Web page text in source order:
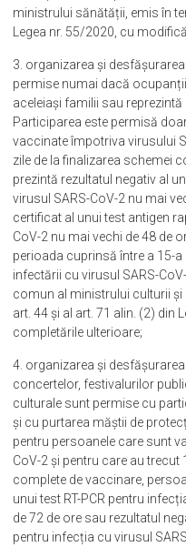
ministrului sănătății, emis în
Legea nr. 55/2020, cu
3. organizarea și
permise numai dacă
aceleiași familii sau
Participarea este permisă
vaccinate împotriva virusului
zile de la finalizarea schemei
prezintă rezultatul negativ al
virusul SARS-CoV-2 nu mai
certificat al unui test antigen
CoV-2 nu mai vechi de 48 de
perioada cuprinsă între a 15-
infectării cu virusul SARS-
comun al ministrului culturii și
art. 44 și al art. 71 alin. (2) din
completările ulterioare;
4. organizarea și
concertelor, festivalurilor
culturale sunt permise cu
și cu purtarea măștii de
pentru persoanele care sunt
CoV-2 și pentru care au trecut
complete de vaccinare,
unui test RT-PCR pentru
de 72 de ore sau rezultatul
pentru infecția cu virusul